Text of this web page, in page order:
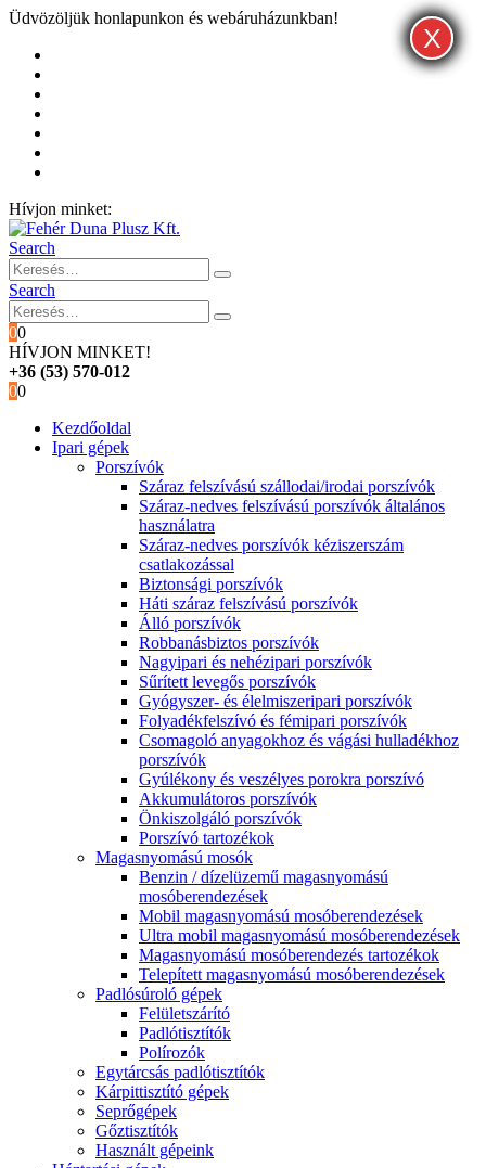
Üdvözöljük honlapunkon és webáruházunkban!
Hívjon minket:
Search
Search
00
HÍVJON MINKET!
+36 (53) 570-012
00
Kezdőoldal
Ipari gépek
Porszívók
Száraz felszívású szállodai/irodai porszívók
Száraz-nedves felszívású porszívók általános
használatra
Száraz-nedves porszívók kéziszerszám
csatlakozással
Biztonsági porszívók
Háti száraz felszívású porszívók
Álló porszívók
Robbanásbiztos porszívók
Nagyipari és nehézipari porszívók
Sűrített levegős porszívók
Gyógyszer- és élelmiszeripari porszívók
Folyadékfelszívó és fémipari porszívók
Csomagoló anyagokhoz és vágási hulladékhoz
porszívók
Gyúlékony és veszélyes porokra porszívó
Akkumulátoros porszívók
Önkiszolgáló porszívók
Porszívó tartozékok
Magasnyomású mosók
Benzin / dízelüzemű magasnyomású
mosóberendezések
Mobil magasnyomású mosóberendezések
Ultra mobil magasnyomású mosóberendezések
Magasnyomású mosóberendezés tartozékok
Telepített magasnyomású mosóberendezések
Padlósúroló gépek
Felületszárító
Padlótisztítók
Polírozók
Egytárcsás padlótisztítók
Kárpittisztító gépek
Seprőgépek
Gőztisztítók
Használt gépeink
X
X
X